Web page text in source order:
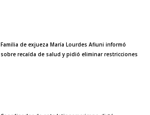
Familia de exjueza María Lourdes Afiuni informó
sobre recaída de salud y pidió eliminar restricciones